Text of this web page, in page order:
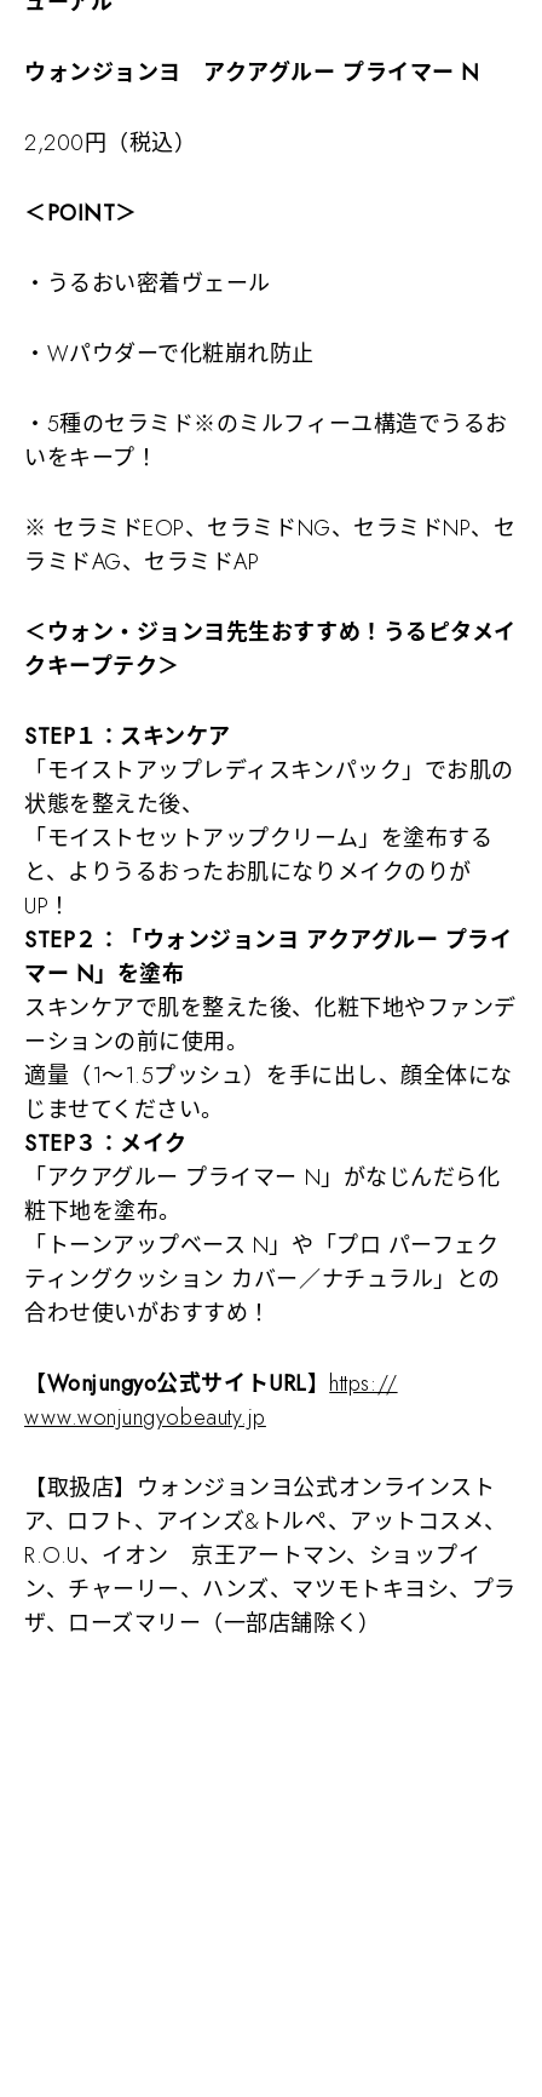
ウォンジョンヨ アクアグルー プライマー N
2,200円（税込）
＜POINT＞
・うるおい密着ヴェール
・Wパウダーで化粧崩れ防止
・5種のセラミド※のミルフィーユ構造でうるお
いをキープ！
※ セラミドEOP、セラミドNG、セラミドNP、セ
ラミドAG、セラミドAP
＜ウォン・ジョンヨ先生おすすめ！うるピタメイ
クキープテク＞
STEP１：スキンケア
「モイストアップレディスキンパック」でお肌の
状態を整えた後、
「モイストセットアップクリーム」を塗布する
と、よりうるおったお肌になりメイクのりが
UP！
STEP２：「ウォンジョンヨ アクアグルー プライ
マー N」を塗布
スキンケアで肌を整えた後、化粧下地やファンデ
ーションの前に使用。
適量（1～1.5プッシュ）を手に出し、顔全体にな
じませてください。
STEP３：メイク
「アクアグルー プライマー N」がなじんだら化
粧下地を塗布。
「トーンアップベース N」や「プロ パーフェク
ティングクッション カバー／ナチュラル」との
合わせ使いがおすすめ！
【Wonjungyo公式サイトURL】https://
www.wonjungyobeauty.jp
【取扱店】ウォンジョンヨ公式オンラインスト
ア、ロフト、アインズ&トルペ、アットコスメ、
R.O.U、イオン 京王アートマン、ショップイ
ン、チャーリー、ハンズ、マツモトキヨシ、プラ
ザ、ローズマリー（一部店舗除く）